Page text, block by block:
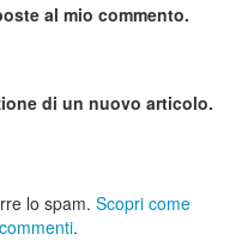
al mio commento.
di un nuovo articolo.
lo spam. Scopri come
.